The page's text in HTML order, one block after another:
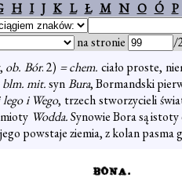
H I J K L Ł M N O Ó P
na stronie /
ob. Bór. 2) = chem. ciało proste,
blm. mit.synBura, Bormandski
i Wego, trzech stworzycieli
Wodda.Synowie Bora są
powstaje ziemia, z kolan pasma